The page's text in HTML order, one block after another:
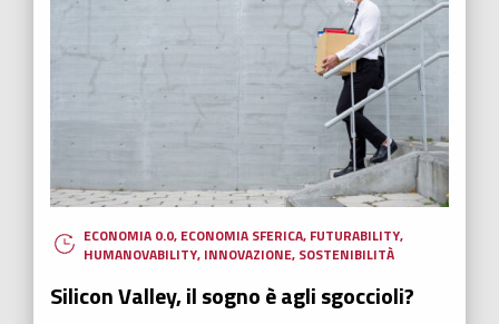
ECONOMIA 0.0, ECONOMIA SFERICA, FUTURABILITY,
HUMANOVABILITY, INNOVAZIONE, SOSTENIBILITÀ
Silicon Valley, il sogno è agli sgoccioli?